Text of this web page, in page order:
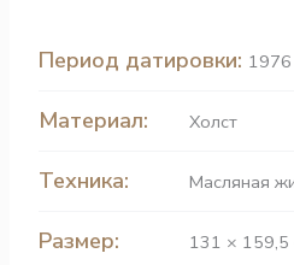
Период датировки: 1976
Материал: Холст
Техника: Масляная
Размер: 131 × 159,5